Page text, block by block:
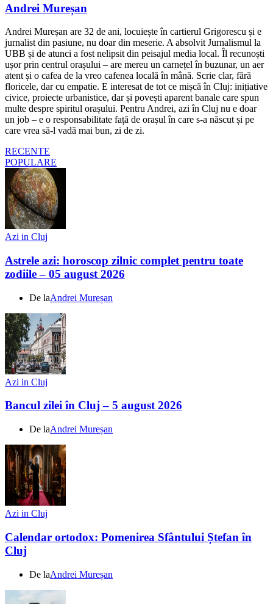
Andrei Mureșan
Andrei Mureșan are 32 de ani, locuiește în cartierul Grigorescu și e
jurnalist din pasiune, nu doar din meserie. A absolvit Jurnalismul la
UBB și de atunci a fost nelipsit din peisajul media local. Îl recunoști
ușor prin centrul orașului – are mereu un carnețel în buzunar, un aer
atent și o cafea de la vreo cafenea locală în mână. Scrie clar, fără
floricele, dar cu empatie. E interesat de tot ce mișcă în Cluj: inițiative
civice, proiecte urbanistice, dar și povești aparent banale care spun
multe despre spiritul orașului. Pentru Andrei, azi în Cluj nu e doar
un job – e o responsabilitate față de orașul în care s-a născut și pe
care vrea să-l vadă mai bun, zi de zi.
RECENTE
POPULARE
Azi in Cluj
Astrele azi: horoscop zilnic complet pentru toate
zodiile – 05 august 2026
De laAndrei Mureșan
Azi in Cluj
Bancul zilei în Cluj – 5 august 2026
De laAndrei Mureșan
Azi in Cluj
Calendar ortodox: Pomenirea Sfântului Ștefan în
Cluj
De laAndrei Mureșan